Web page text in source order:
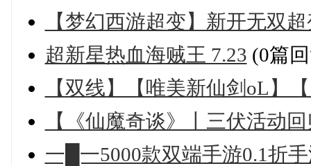
【梦幻西游超变】新开无双
超新星热血海贼王 7.23 (0篇
【双线】【唯美新仙剑oL】
【《仙魔奇谈》丨三伏活动
一█一5000款双端手游0.1折